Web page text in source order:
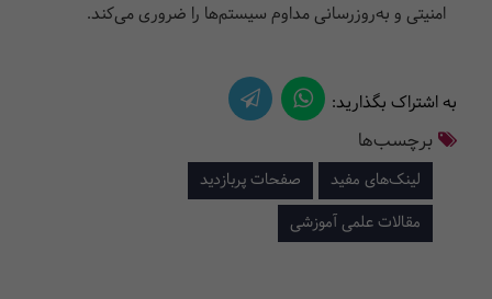
امنیتی و به‌روزرسانی مداوم سیستم‌ها را ضروری می‌کند.
به اشتراک بگذارید:
برچسب‌ها
لینک‌های مفید
صفحات پربازدید
مقالات علمی آموزشی